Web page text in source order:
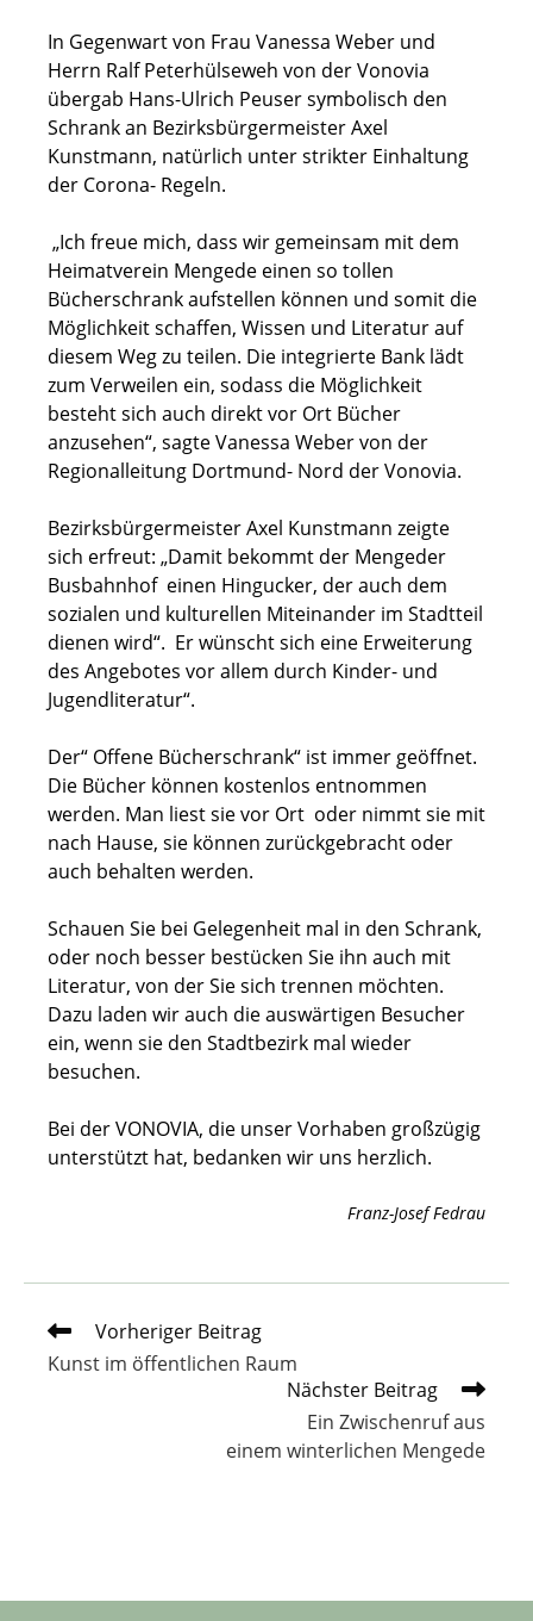
In Gegenwart von Frau Vanessa Weber und
Herrn Ralf Peterhülseweh von der Vonovia
übergab Hans-Ulrich Peuser symbolisch den
Schrank an Bezirksbürgermeister Axel
Kunstmann, natürlich unter strikter Einhaltung
der Corona- Regeln.
„Ich freue mich, dass wir gemeinsam mit dem
Heimatverein Mengede einen so tollen
Bücherschrank aufstellen können und somit die
Möglichkeit schaffen, Wissen und Literatur auf
diesem Weg zu teilen. Die integrierte Bank lädt
zum Verweilen ein, sodass die Möglichkeit
besteht sich auch direkt vor Ort Bücher
anzusehen“, sagte Vanessa Weber von der
Regionalleitung Dortmund- Nord der Vonovia.
Bezirksbürgermeister Axel Kunstmann zeigte
sich erfreut: „Damit bekommt der Mengeder
Busbahnhof einen Hingucker, der auch dem
sozialen und kulturellen Miteinander im Stadtteil
dienen wird“. Er wünscht sich eine Erweiterung
des Angebotes vor allem durch Kinder- und
Jugendliteratur“.
Der“ Offene Bücherschrank“ ist immer geöffnet.
Die Bücher können kostenlos entnommen
werden. Man liest sie vor Ort oder nimmt sie mit
nach Hause, sie können zurückgebracht oder
auch behalten werden.
Schauen Sie bei Gelegenheit mal in den Schrank,
oder noch besser bestücken Sie ihn auch mit
Literatur, von der Sie sich trennen möchten.
Dazu laden wir auch die auswärtigen Besucher
ein, wenn sie den Stadtbezirk mal wieder
besuchen.
Bei der VONOVIA, die unser Vorhaben großzügig
unterstützt hat, bedanken wir uns herzlich.
Franz-Josef Fedrau
Weitere
Artikel
ansehen
Vorheriger Beitrag
Kunst im öffentlichen Raum
Nächster Beitrag
Ein Zwischenruf aus
einem winterlichen Mengede